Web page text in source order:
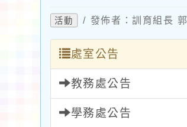
活動 / 發佈者：訓育組長
處室公告
教務處公告
學務處公告